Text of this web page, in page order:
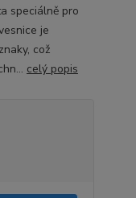
speciálně pro
je
což
celý popis